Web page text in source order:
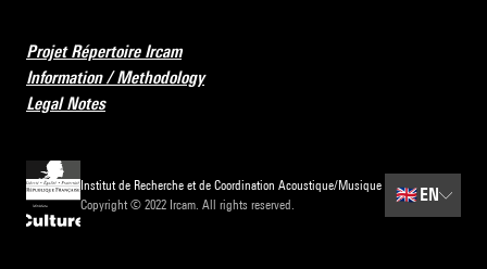
Projet Répertoire Ircam
Information / Methodology
Legal Notes
Institut de Recherche et de Coordination Acoustique/Musique
Copyright © 2022 Ircam. All rights reserved.
🇬🇧 EN